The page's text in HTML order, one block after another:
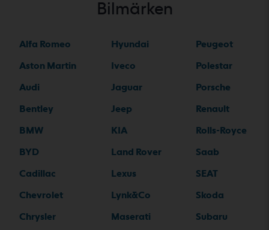
Bilmärken
Alfa Romeo
Aston Martin
Audi
Bentley
BMW
BYD
Cadillac
Chevrolet
Chrysler
Hyundai
Iveco
Jaguar
Jeep
KIA
Land Rover
Lexus
Lynk&Co
Maserati
Peugeot
Polestar
Porsche
Renault
Rolls-Royce
Saab
SEAT
Skoda
Subaru